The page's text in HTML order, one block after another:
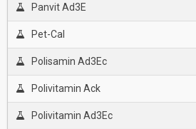
Panvit Ad3E
Pet-Cal
Polisamin Ad3Ec
Polivitamin Ack
Polivitamin Ad3Ec